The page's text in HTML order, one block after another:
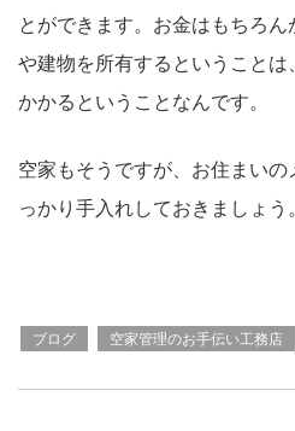
とができます。お金はもちろ
や建物を所有するということ
かかるということなんです。
空家もそうですが、お住まい
っかり手入れしておきましょう
ブログ 空家管理のお手伝い工務店